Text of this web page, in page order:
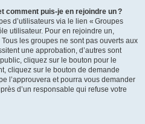
comment puis-je en rejoindre un ?
d’utilisateurs via le lien « Groupes
utilisateur. Pour en rejoindre un,
les groupes ne sont pas ouverts aux
une approbation, d’autres sont
cliquez sur le bouton pour le
cliquez sur le bouton de demande
l’approuvera et pourra vous demander
d’un responsable qui refuse votre